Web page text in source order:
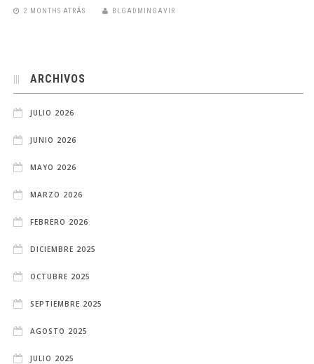
2 MONTHS ATRÁS BLGADMINGAVIR
ARCHIVOS
JULIO 2026
JUNIO 2026
MAYO 2026
MARZO 2026
FEBRERO 2026
DICIEMBRE 2025
OCTUBRE 2025
SEPTIEMBRE 2025
AGOSTO 2025
JULIO 2025